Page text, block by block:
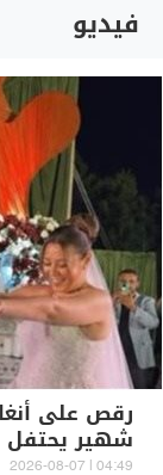
فيديو
رقص على
شهير يحتفل
04:49 | 2026-08-07